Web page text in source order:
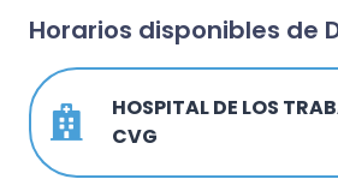
Horarios disponibles de
HOSPITAL DE LOS
CVG